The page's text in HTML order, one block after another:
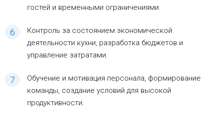
гостей и временными ограничениями.
Контроль за состоянием экономической
деятельности кухни, разработка бюджетов и
управление затратами.
Обучение и мотивация персонала, формирование
команды, создание условий для высокой
продуктивности.